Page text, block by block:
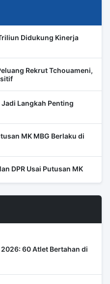
Didukung Kinerja
Rekrut Tchouameni,
Langkah Penting
MK MBG Berlaku di
DPR Usai Putusan MK
60 Atlet Bertahan di